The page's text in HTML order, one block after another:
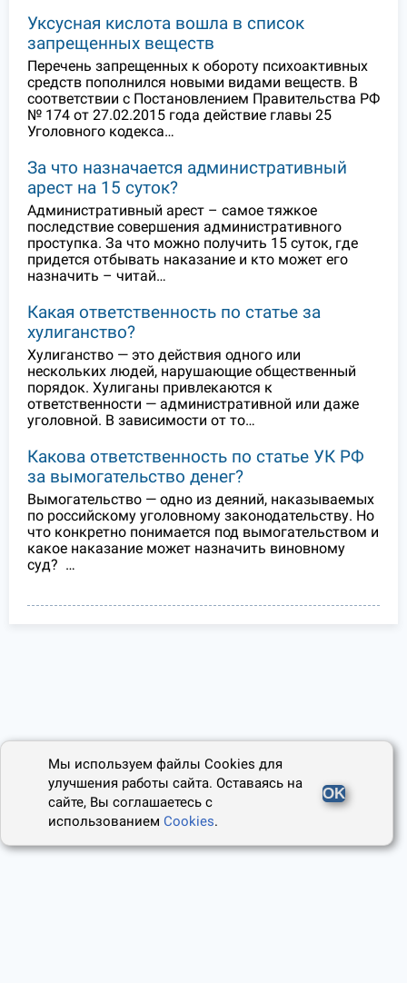
Уксусная кислота вошла в список
запрещенных веществ
Перечень запрещенных к обороту психоактивных
средств пополнился новыми видами веществ. В
соответствии с Постановлением Правительства РФ
№ 174 от 27.02.2015 года действие главы 25
Уголовного кодекса…
За что назначается административный
арест на 15 суток?
Административный арест – самое тяжкое
последствие совершения административного
проступка. За что можно получить 15 суток, где
придется отбывать наказание и кто может его
назначить – читай…
Какая ответственность по статье за
хулиганство?
Хулиганство — это действия одного или
нескольких людей, нарушающие общественный
порядок. Хулиганы привлекаются к
ответственности — административной или даже
уголовной. В зависимости от то…
Какова ответственность по статье УК РФ
за вымогательство денег?
Вымогательство — одно из деяний, наказываемых
по российскому уголовному законодательству. Но
что конкретно понимается под вымогательством и
какое наказание может назначить виновному
суд? …
Мы используем файлы Cookies для
улучшения работы сайта. Оставаясь на
сайте, Вы соглашаетесь с
использованиемCookies.
OK